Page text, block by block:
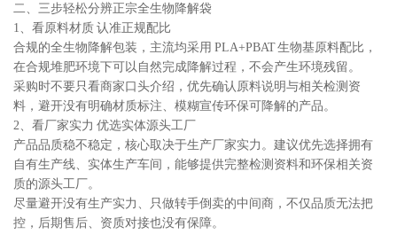
二、三步轻松分辨正宗全生物降解袋
1、看原料材质 认准正规配比
合规的全生物降解包装，主流均采用 PLA+PBAT 生物基原料配比，
在合规堆肥环境下可以自然完成降解过程，不会产生环境残留。
采购时不要只看商家口头介绍，优先确认原料说明与相关检测资
料，避开没有明确材质标注、模糊宣传环保可降解的产品。
2、看厂家实力 优选实体源头工厂
产品品质稳不稳定，核心取决于生产厂家实力。建议优先选择拥有
自有生产线、实体生产车间，能够提供完整检测资料和环保相关资
质的源头工厂。
尽量避开没有生产实力、只做转手倒卖的中间商，不仅品质无法把
控，后期售后、资质对接也没有保障。